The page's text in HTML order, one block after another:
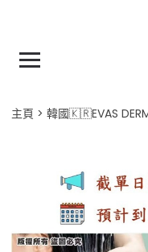
主頁 韓國🇰🇷EVAS